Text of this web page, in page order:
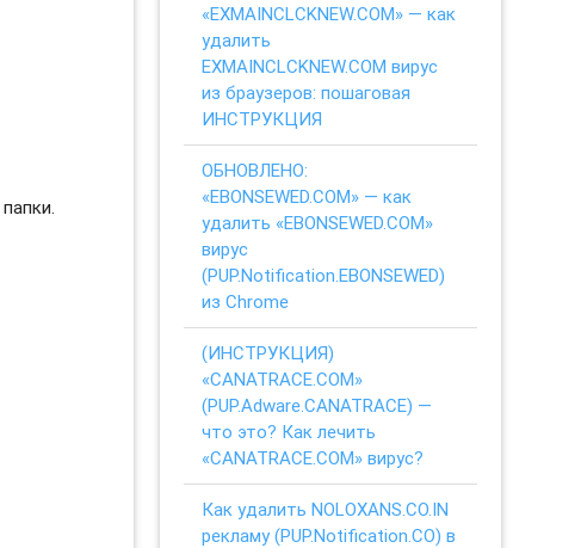
«EXMAINCLCKNEW.COM» — как
удалить
EXMAINCLCKNEW.COM вирус
из браузеров: пошаговая
ИНСТРУКЦИЯ
ОБНОВЛЕНО:
«EBONSEWED.COM» — как
удалить «EBONSEWED.COM»
вирус
(PUP.Notification.EBONSEWED)
из Chrome
(ИНСТРУКЦИЯ)
«CANATRACE.COM»
(PUP.Adware.CANATRACE) —
что это? Как лечить
«CANATRACE.COM» вирус?
Как удалить NOLOXANS.CO.IN
рекламу (PUP.Notification.CO) в